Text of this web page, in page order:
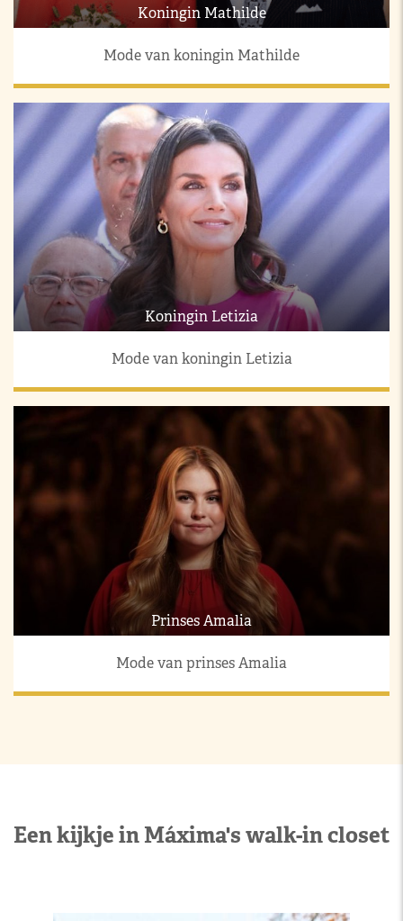
Koningin Mathilde
Mode van koningin Mathilde
Koningin Letizia
Mode van koningin Letizia
Prinses Amalia
Mode van prinses Amalia
Een kijkje in Máxima's walk-in closet